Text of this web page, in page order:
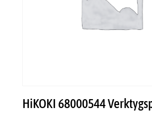
HiKOKI 68000544